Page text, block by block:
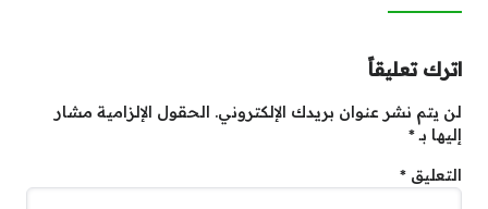
اترك تعليقاً
لن يتم نشر عنوان بريدك الإلكتروني. الحقول الإلزامية مشار
إليها بـ*
التعليق *